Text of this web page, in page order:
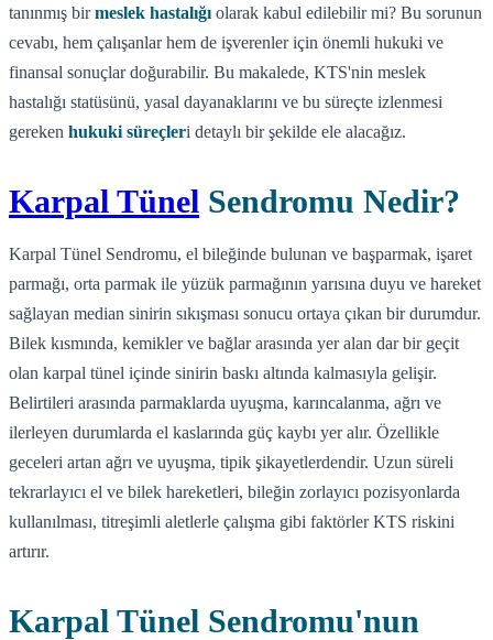
tanınmış birmeslek hastalığı olarak kabul edilebilir mi? Bu sorunun
cevabı, hem çalışanlar hem de işverenler için önemli hukuki ve
finansal sonuçlar doğurabilir. Bu makalede, KTS'nin meslek
hastalığı statüsünü, yasal dayanaklarını ve bu süreçte izlenmesi
gereken hukuki süreçleri detaylı bir şekilde ele alacağız.
Karpal Tünel Sendromu Nedir?
Karpal Tünel Sendromu, el bileğinde bulunan ve başparmak, işaret
parmağı, orta parmak ile yüzük parmağının yarısına duyu ve hareket
sağlayan median sinirin sıkışması sonucu ortaya çıkan bir durumdur.
Bilek kısmında, kemikler ve bağlar arasında yer alan dar bir geçit
olan karpal tünel içinde sinirin baskı altında kalmasıyla gelişir.
Belirtileri arasında parmaklarda uyuşma, karıncalanma, ağrı ve
ilerleyen durumlarda el kaslarında güç kaybı yer alır. Özellikle
geceleri artan ağrı ve uyuşma, tipik şikayetlerdendir. Uzun süreli
tekrarlayıcı el ve bilek hareketleri, bileğin zorlayıcı pozisyonlarda
kullanılması, titreşimli aletlerle çalışma gibi faktörler KTS riskini
artırır.
Karpal Tünel Sendromu'nun